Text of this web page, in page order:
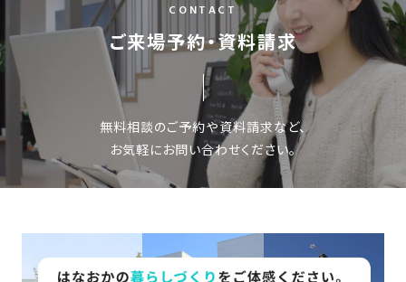
CONTACT
ご来場予約・資料請求
無料相談のご予約や資料請求など、
お気軽にお問い合わせください。